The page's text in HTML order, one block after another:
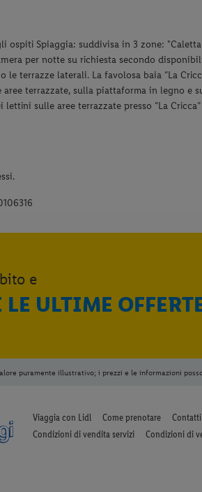
ospiti Spiaggia: suddivisa in 3 zone:
per notte su richiesta secondo
le terrazze laterali. La favolosa baia “La
terrazzate, sulla piattaforma in legno e
sulle aree terrazzate presso “La
e
ULTIME
puramente illustrativo; i prezzi e le informazioni
Viaggia con Lidl Come prenotare Contatti
Condizioni di vendita servizi
Condizioni di